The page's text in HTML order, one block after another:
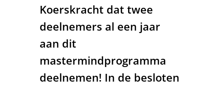
Koerskracht dat twee
deelnemers al een jaar
aan dit
mastermindprogramma
deelnemen! In de besloten